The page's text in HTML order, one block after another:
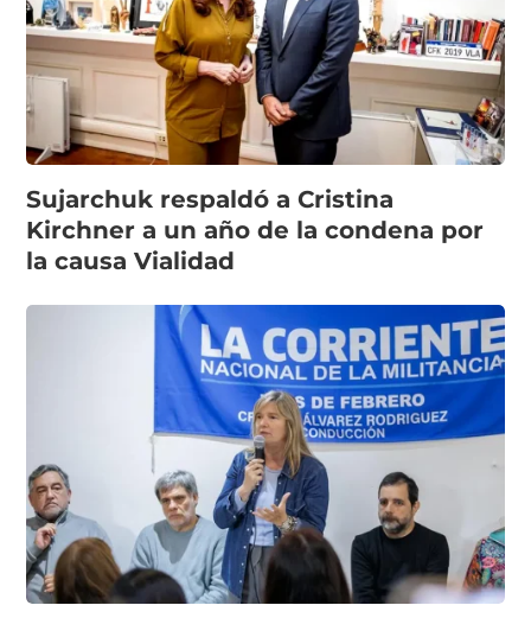
Sujarchuk respaldó a Cristina
Kirchner a un año de la condena por
la causa Vialidad